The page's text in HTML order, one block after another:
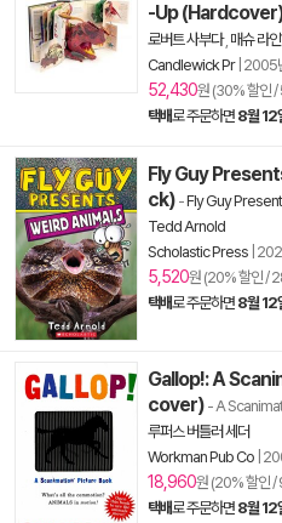
-Up
로버트 사부다, 매슈 라
Candlewick Pr| 2005
52,430원 (30% 할인
택배로 주문하면 8월 12
Fly Guy
ck) -Fly Guy
Tedd Arnold
Scholastic Press
5,520원 (20% 할인 /
택배로 주문하면 8월 12
Gallop!: A
cover) - A
루퍼스 버틀러 세더
Workman Pub Co
18,960원 (20% 할인 /
택배로 주문하면 8월 12